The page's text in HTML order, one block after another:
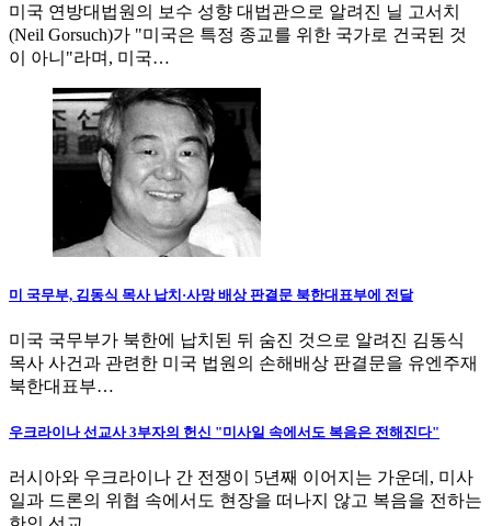
미국 연방대법원의 보수 성향 대법관으로 알려진 닐 고서치
(Neil Gorsuch)가 "미국은 특정 종교를 위한 국가로 건국된 것
이 아니"라며, 미국…
미 국무부, 김동식 목사 납치·사망 배상 판결문 북한대표부에 전달
미국 국무부가 북한에 납치된 뒤 숨진 것으로 알려진 김동식
목사 사건과 관련한 미국 법원의 손해배상 판결문을 유엔주재
북한대표부…
우크라이나 선교사 3부자의 헌신 "미사일 속에서도 복음은 전해진다"
러시아와 우크라이나 간 전쟁이 5년째 이어지는 가운데, 미사
일과 드론의 위협 속에서도 현장을 떠나지 않고 복음을 전하는